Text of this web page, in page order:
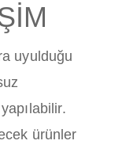
uyulduğu
ürünler